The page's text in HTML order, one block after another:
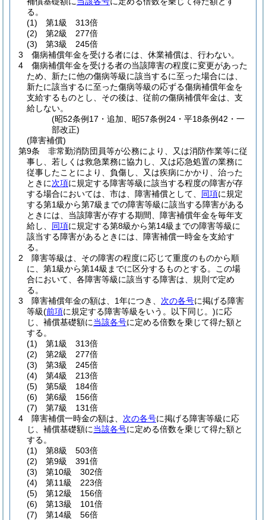
る。
(1)
第1級 313倍
(2)
第2級 277倍
(3)
第3級 245倍
3
傷病補償年金を受ける者には、休業補償は、行わない。
4
傷病補償年金を受ける者の当該障害の程度に変更があった
ため、新たに他の傷病等級に該当するに至った場合には、
新たに該当するに至った傷病等級の応ずる傷病補償年金を
支給するものとし、その後は、従前の傷病補償年金は、支
給しない。
(昭52条例17・追加、昭57条例24・平18条例42・一
部改正)
(障害補償)
第9条
非常勤消防団員等が公務により、又は消防作業等に従
事し、若しくは救急業務に協力し、又は応急処置の業務に
従事したことにより、負傷し、又は疾病にかかり、治った
ときに次項に規定する障害等級に該当する程度の障害が存
する場合においては、市は、障害補償として、 同項に規定
する第1級から第7級までの障害等級に該当する障害がある
ときには、当該障害が存する期間、障害補償年金を毎年支
給し、 同項に規定する第8級から第14級までの障害等級に
該当する障害があるときには、障害補償一時金を支給す
る。
2
障害等級は、その障害の程度に応じて重度のものから順
に、第1級から第14級までに区分するものとする。
この場
合において、各障害等級に該当する障害は、規則で定め
る。
3
障害補償年金の額は、1年につき、 次の各号に掲げる障害
等級(前項に規定する障害等級をいう。以下同じ。)に応
じ、補償基礎額に当該各号に定める倍数を乗じて得た額と
する。
(1)
第1級 313倍
(2)
第2級 277倍
(3)
第3級 245倍
(4)
第4級 213倍
(5)
第5級 184倍
(6)
第6級 156倍
(7)
第7級 131倍
4
障害補償一時金の額は、 次の各号に掲げる障害等級に応
じ、補償基礎額に当該各号に定める倍数を乗じて得た額と
する。
(1)
第8級 503倍
(2)
第9級 391倍
(3)
第10級 302倍
(4)
第11級 223倍
(5)
第12級 156倍
(6)
第13級 101倍
(7)
第14級 56倍